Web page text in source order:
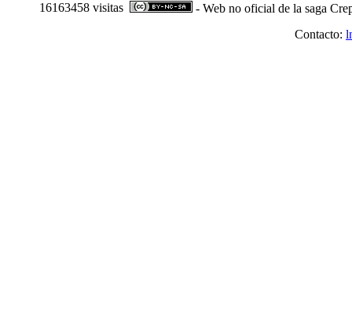
16163458 visitas
- Web no oficial de la saga
Contacto: